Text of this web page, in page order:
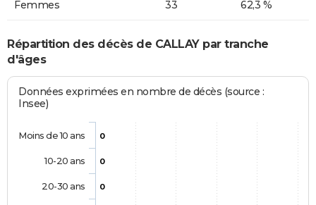
Femmes 33 62,3 %
Répartition des décès de CALLAY par tranche
d'âges
Données exprimées en nombre de décès (source :
Insee)
0
0
0
Moins de 10 ans
10-20 ans
20-30 ans